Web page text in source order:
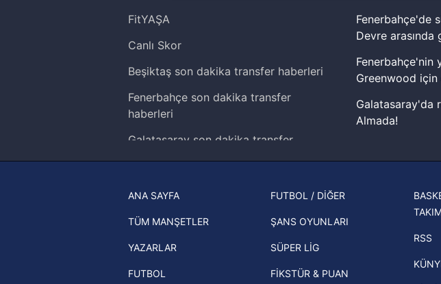
Çerezlere ilişkin tercihlerinizi aşağıda yer alan panel
butonuna tıklayabilir,
6698 sayılı Kişisel Verilerin Korunması Kanunu uyarınca
mevzuata uygun olarak kullanılan çerezlerle ilgili bilgi
FitYAŞA
Canlı Skor
Beşiktaş son dakika transfer haberleri
Fenerbahçe son dakika transfer
haberleri
Galatasaray son dakika transfer
haberleri
Trendyol Süper Lig haberleri
Ziraat Türkiye Kupası haberleri
UEFA Şampiyonlar Ligi haberleri
Fenerbahçe'de
Devre arasında
Fenerbahçe'nin
Greenwood
Galatasaray'da
Almada!
muhtemel
İspanya-
Beşiktaş'ın
Eleme Turu
ANA SAYFA
TÜM MANŞETLER
YAZARLAR
FUTBOL
FUTBOL / DİĞER
ŞANS OYUNLARI
SÜPER LİG
FİKSTÜR & PUAN
RSS